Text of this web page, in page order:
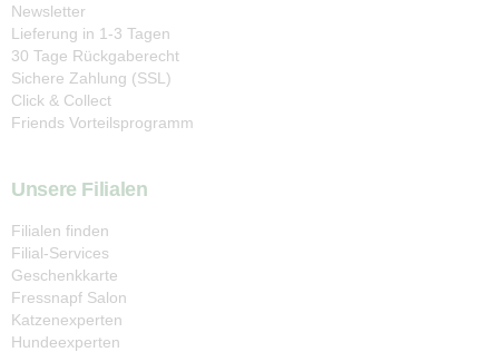
Newsletter
Lieferung in 1-3 Tagen
30 Tage Rückgaberecht
Sichere Zahlung (SSL)
Click & Collect
Friends Vorteilsprogramm
Unsere Filialen
Filialen finden
Filial-Services
Geschenkkarte
Fressnapf Salon
Katzenexperten
Hundeexperten